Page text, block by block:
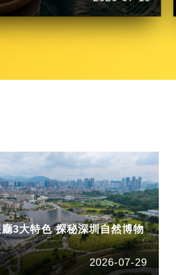
3大特色 探秘深圳自然博物
2026-07-29